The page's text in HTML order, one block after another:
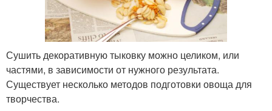
Сушить декоративную тыковку можно целиком, или
частями, в зависимости от нужного результата.
Существует несколько методов подготовки овоща для
творчества.